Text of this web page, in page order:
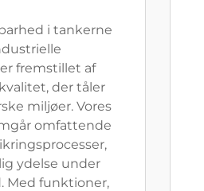
i tankerne
fremstillet af
der tåler
miljøer. Vores
omfattende
ydelse under
Med funktioner,